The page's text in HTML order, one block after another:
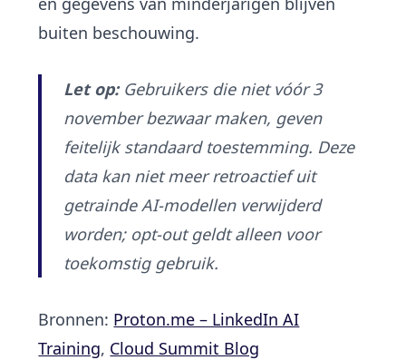
buiten beschouwing.
Let op:Gebruikers die niet vóór 3
november bezwaar maken, geven
feitelijk standaard toestemming. Deze
data kan niet meer retroactief uit
getrainde AI-modellen verwijderd
worden; opt-out geldt alleen voor
toekomstig gebruik.
Bronnen: Proton.me – LinkedIn AI
Training, Cloud Summit Blog